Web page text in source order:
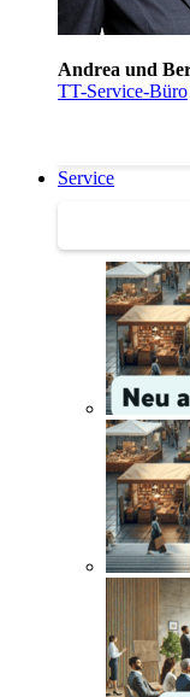
Andrea und
TT-Service-Büro
Service